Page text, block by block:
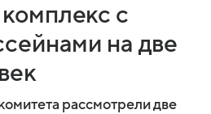
с
на две
рассмотрели две